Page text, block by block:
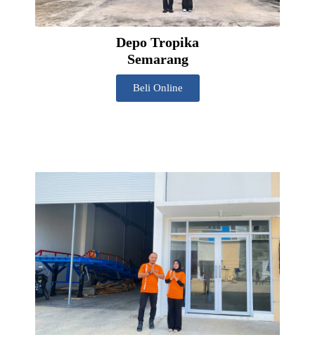
Depo Tropika
Semarang
Beli Online